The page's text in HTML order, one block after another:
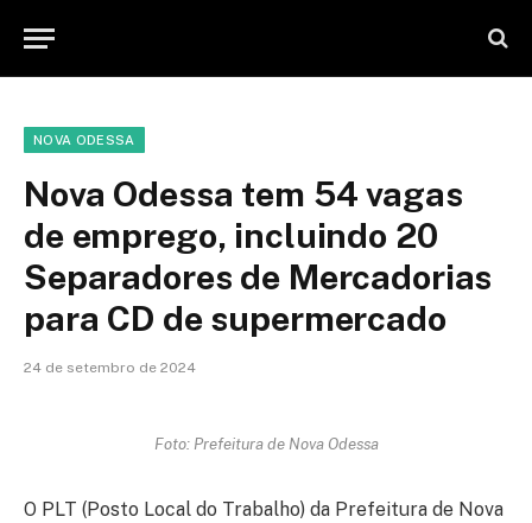
NOVA ODESSA
Nova Odessa tem 54 vagas
de emprego, incluindo 20
Separadores de Mercadorias
para CD de supermercado
24 de setembro de 2024
Foto: Prefeitura de Nova Odessa
O PLT (Posto Local do Trabalho) da Prefeitura de Nova